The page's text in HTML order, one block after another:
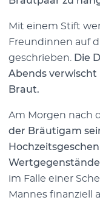
Mit einem Stift
Freundinnen auf
geschrieben.
Die
Abends verwischt
Braut.
Am Morgen nach
der Bräutigam
im Falle einer
Mannes finanziell